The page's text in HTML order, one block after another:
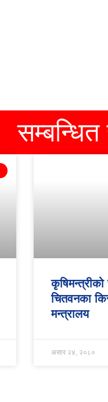
कृषिमन्त्रीको
चितवनका
मन्त्रालय
असार २४, २०८०